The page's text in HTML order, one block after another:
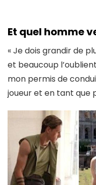
Et quel homme
« Je dois grandir de
et beaucoup
mon permis de
joueur et en tant que